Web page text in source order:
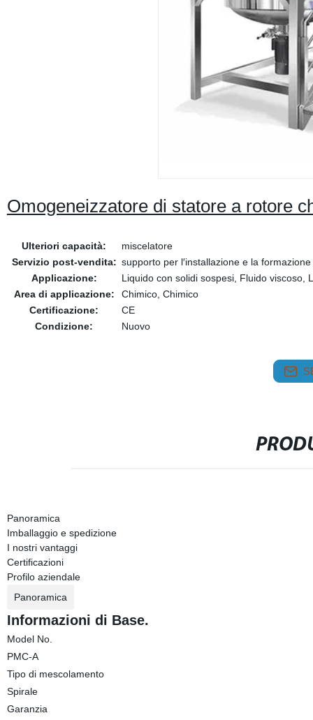
Omogeneizzatore di statore a rotore
Ulteriori capacità:
miscelatore
Servizio post-vendita: supporto per l′installazione e la formazione
Applicazione:
Liquido con solidi sospesi, Fluido viscoso,
Area di applicazione:
Chimico, Chimico
Certificazione:
CE
Condizione:
Nuovo
Panoramica
Imballaggio e spedizione
I nostri vantaggi
Certificazioni
Profilo aziendale
Panoramica
Informazioni di Base.
Model No.
PMC-A
Tipo di mescolamento
Spirale
Garanzia